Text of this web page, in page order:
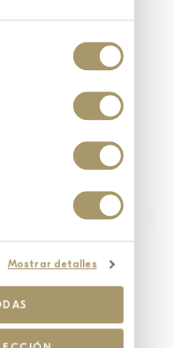
Mostrar detalles